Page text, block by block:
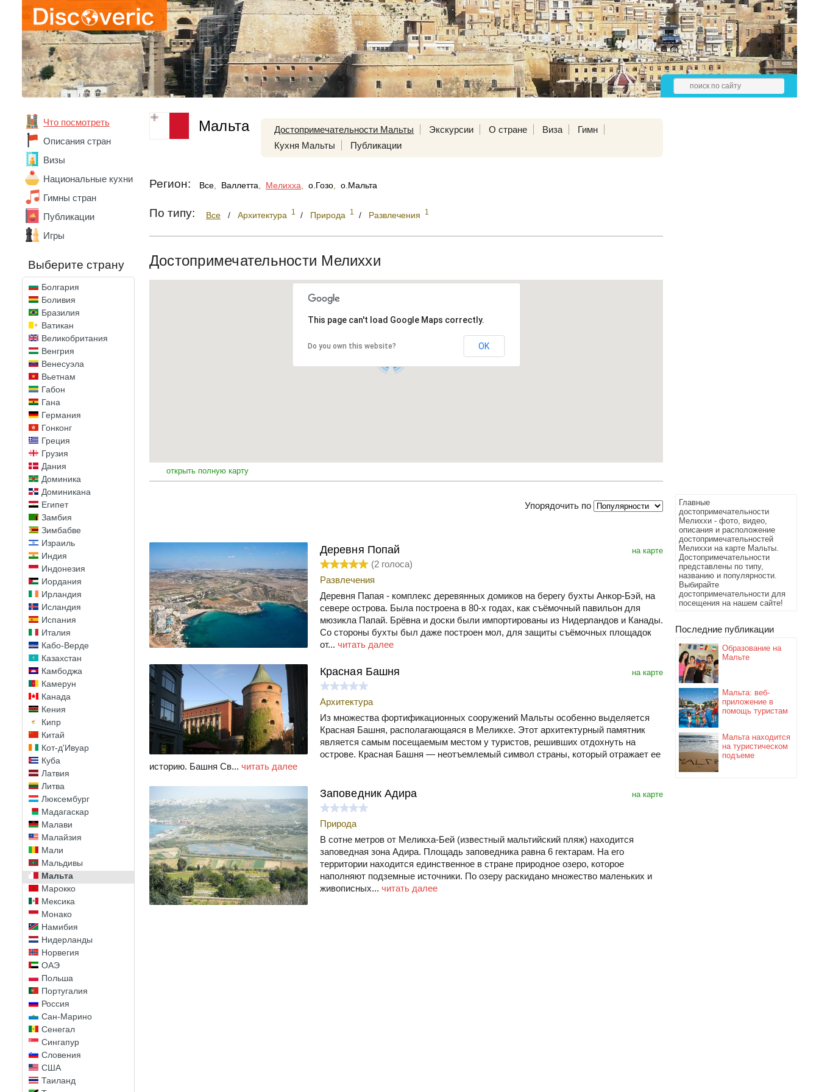
Что посмотреть
Описания стран
Визы
Национальные кухни
Гимны стран
Публикации
Игры
Выберите страну
Австралия
Австрия
Алжир
Ангола
Аргентина
Армения
Бельгия
Бенин
Болгария
Боливия
Бразилия
Ватикан
Великобритания
Венгрия
Венесуэла
Вьетнам
Габон
Гана
Германия
Гонконг
Греция
Грузия
Дания
Доминика
Доминикана
Египет
Замбия
Зимбабве
Израиль
Индия
Индонезия
Иордания
Ирландия
Исландия
Испания
Италия
Кабо-Верде
Казахстан
Камбоджа
Камерун
Канада
Кения
Кипр
Китай
Кот-д'Ивуар
Куба
Латвия
Литва
Люксембург
Мадагаскар
Малави
Малайзия
Мали
Мальдивы
Мальта
Марокко
Мексика
Монако
Намибия
Нидерланды
Норвегия
ОАЭ
Польша
Португалия
Россия
Сан-Марино
Сенегал
Сингапур
Словения
США
Таиланд
Главные
достопримечательности
Мелиххи - фото, видео,
описания и расположение
достопримечательностей
Мелиххи на карте Мальты.
Достопримечательности
представлены по типу,
названию и популярности.
Выбирайте
достопримечательности для
посещения на нашем сайте!
Последние публикации
Образование на
Мальте
Мальта: веб-
приложение в
помощь туристам
Мальта находится
на туристическом
подъеме
Мальта Достопримечательности Мальты Экскурсии О стране Виза
Гимн
Кухня Мальты
Публикации
Регион: Все Валлетта Мелихха о.Гозо о.Мальта
По типу: Все / Архитектура 1 / Природа 1 / Развлечения 1
Достопримечательности Мелиххи
This page can't load Google Maps correctly.
Do you own this website? OK
открыть полную карту
Упорядочить по
на карте
Деревня Попай
(2 голоса)
Развлечения
Деревня Папая - комплекс деревянных домиков на берегу бухты Анкор-Бэй, на
севере острова. Была построена в 80-х годах, как съёмочный павильон для
мюзикла Папай. Брёвна и доски были импортированы из Нидерландов и Канады.
Со стороны бухты был даже построен мол, для защиты съёмочных площадок
от... читать далее
на карте
Красная Башня
Архитектура
Из множества фортификационных сооружений Мальты особенно выделяется
Красная Башня, располагающаяся в Меликхе. Этот архитектурный памятник
является самым посещаемым местом у туристов, решивших отдохнуть на
острове. Красная Башня — неотъемлемый символ страны, который отражает ее
историю. Башня Св... читать далее
на карте
Заповедник Адира
Природа
В сотне метров от Меликха-Бей (известный мальтийский пляж) находится
заповедная зона Адира. Площадь заповедника равна 6 гектарам. На его
территории находится единственное в стране природное озеро, которое
наполняют подземные источники. По озеру раскидано множество маленьких и
живописных... читать далее